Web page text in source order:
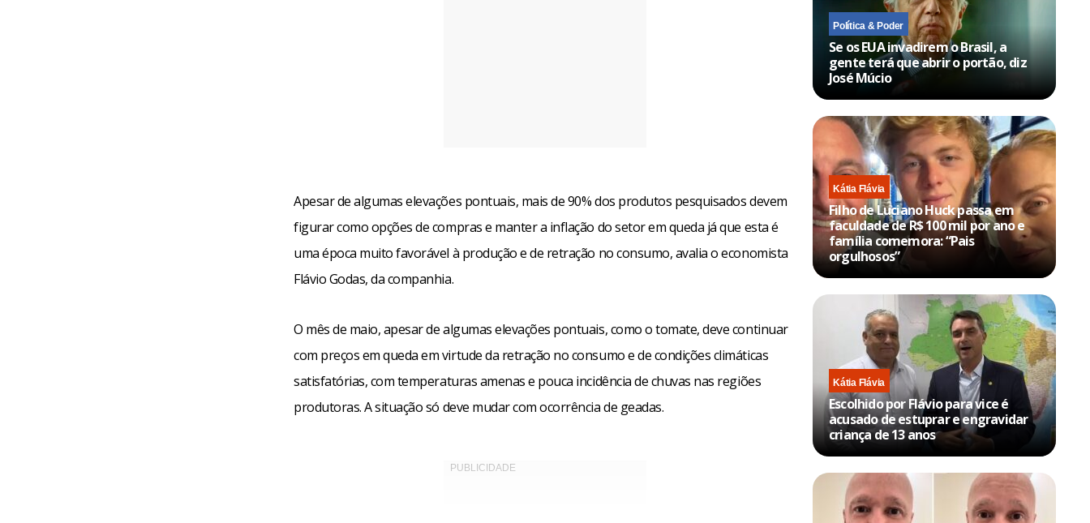
Apesar de algumas elevações pontuais, mais de 90% dos produtos pesquisados devem
figurar como opções de compras e manter a inflação do setor em queda já que esta é
uma época muito favorável à produção e de retração no consumo, avalia o economista
Flávio Godas, da companhia.
O mês de maio, apesar de algumas elevações pontuais, como o tomate, deve continuar
com preços em queda em virtude da retração no consumo e de condições climáticas
satisfatórias, com temperaturas amenas e pouca incidência de chuvas nas regiões
produtoras. A situação só deve mudar com ocorrência de geadas.
Política & Poder
Se os EUA invadirem o Brasil, a
gente terá que abrir o portão, diz
José Múcio
Kátia Flávia
Filho de Luciano Huck passa em
faculdade de R$ 100 mil por ano e
família comemora: “Pais
orgulhosos”
Kátia Flávia
Escolhido por Flávio para vice é
acusado de estuprar e engravidar
criança de 13 anos